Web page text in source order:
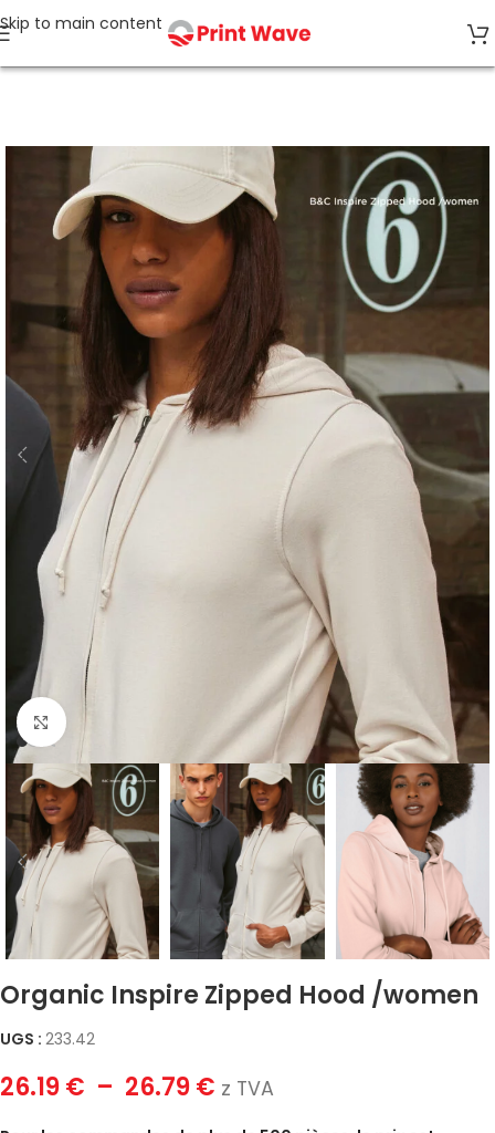
Skip to main content
Click to enlarge
Organic Inspire Zipped Hood /women
UGS : 233.42
26.19€ – 26.79€ z TVA